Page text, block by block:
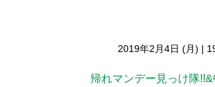
2019年2月4日 (月) |
帰れマンデー見っけ隊